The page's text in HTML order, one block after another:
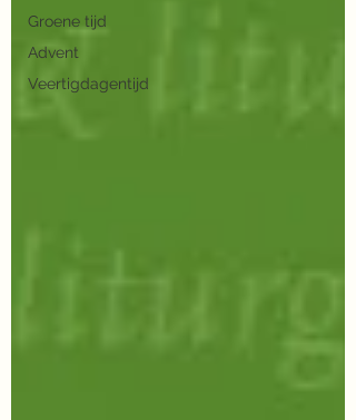
Groene tijd
Advent
Veertigdagentijd